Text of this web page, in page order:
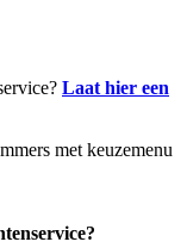
Laat hier een
met keuzemenu